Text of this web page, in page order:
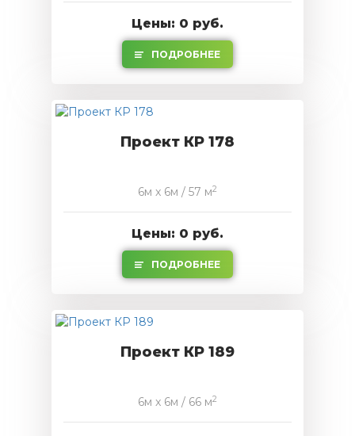
Цены: 0 руб.
ПОДРОБНЕЕ
Проект КР 178
6м x 6м / 57 м2
Цены: 0 руб.
ПОДРОБНЕЕ
Проект КР 189
6м x 6м / 66 м2